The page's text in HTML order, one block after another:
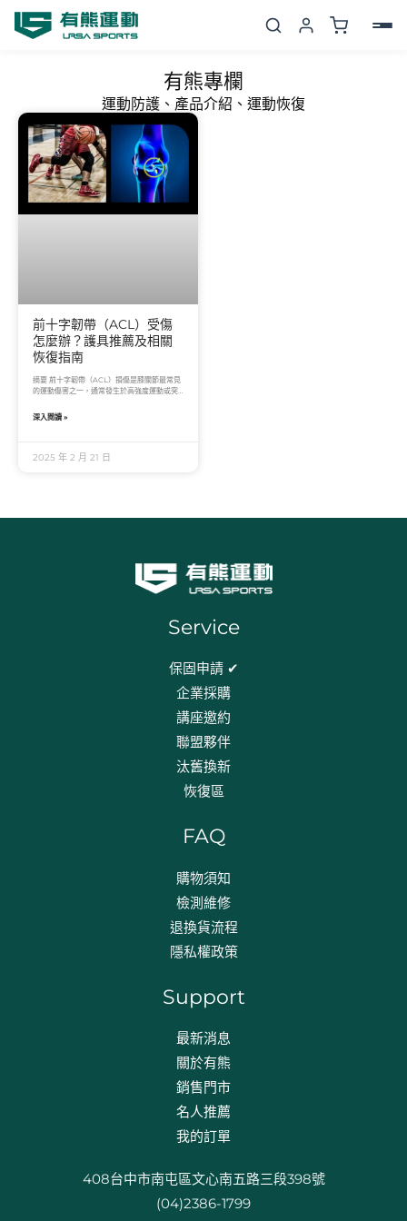
有熊專欄
運動防護、產品介紹、運動恢復
前十字韌帶（ACL）受傷
怎麼辦？護具推薦及相關
恢復指南
摘要 前十字韌帶（ACL）損傷是膝關節最常見
的運動傷害之一，通常發生於高強度運動或突
ACL損傷的成因、
深入閱讀 »
2025 年 2 月 21 日
Service
保固申請 ✔
企業採購
講座邀約
聯盟夥伴
汰舊換新
恢復區
FAQ
購物須知
檢測維修
退換貨流程​
隱私權政策
Support
最新消息
關於有熊
銷售門市
名人推薦
我的訂單
408台中市南屯區文心南五路三段398號
(04)2386-1799